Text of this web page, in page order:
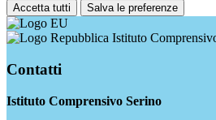
Accetta tutti Salva le preferenze
Istituto
Contatti
Istituto Comprensivo Serino